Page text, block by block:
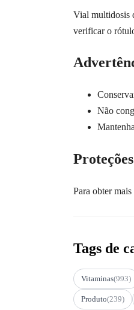
Vial multidosis
verificar o
Não
Para obter
Tags de
Vitaminas(993)
Produto(239)